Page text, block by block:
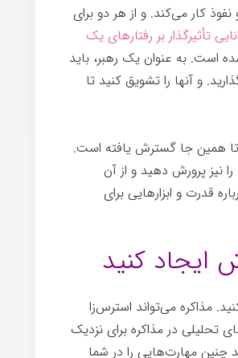
کار می‌کند. و از هر دو برای
تأثیرگذار بر رفتارهای یک
است. به عنوان یک رهبر، باید
و آنها را تشویق کنید تا
همین جا گسترش یافته است.
نیز پرورش دهید و از آن
قدرت و ابزارهایی برای
مذاکره می‌تواند استرس‌زا
تحلیلی در مذاکره برای نزدیک
چنین مهارت‌هایی را در شما